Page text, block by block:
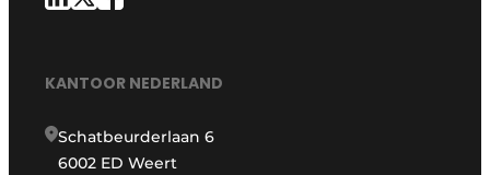
KANTOOR NEDERLAND
Schatbeurderlaan 6
6002 ED Weert